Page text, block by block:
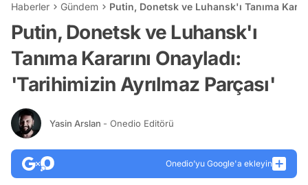
Haberler Gündem Putin, Donetsk ve Luhansk'ı Tanıma
Putin, Donetsk ve Luhansk'ı
Tanıma Kararını Onayladı:
'Tarihimizin Ayrılmaz Parçası'
Yasin Arslan - Onedio Editörü
Onedio’yu Google'a ekleyin